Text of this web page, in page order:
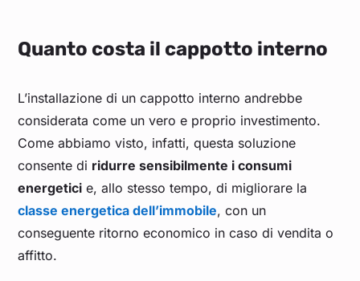
Quanto costa il cappotto interno
L’installazione di un cappotto interno andrebbe
considerata come un vero e proprio investimento.
Come abbiamo visto, infatti, questa soluzione
consente di ridurre sensibilmente i consumi
energetici e, allo stesso tempo, di migliorare la
classe energetica dell’immobile, con un
conseguente ritorno economico in caso di vendita o
affitto.